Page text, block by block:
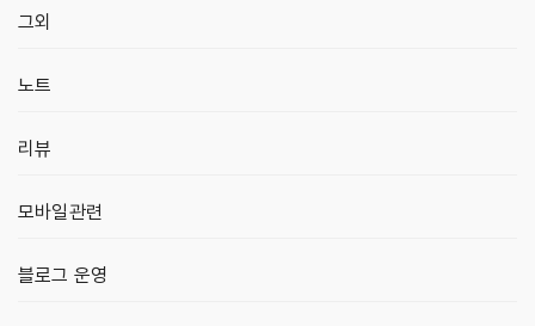
그외
노트
리뷰
모바일관련
블로그 운영